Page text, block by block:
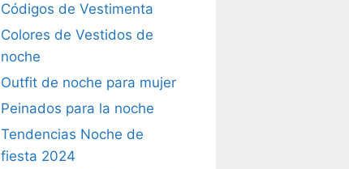
Códigos de Vestimenta
Colores de Vestidos de
noche
Outfit de noche para mujer
Peinados para la noche
Tendencias Noche de
fiesta 2024